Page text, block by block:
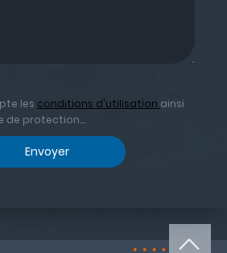
les conditions d'utilisation ainsi
de protection....
Envoyer